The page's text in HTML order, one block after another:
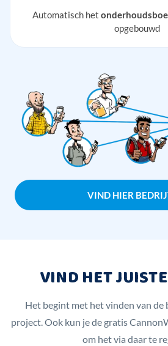
Automatisch het
opgebouwd
VIND HIER
VIND HET
Het begint met het vinden van
project. Ook kun je de gratis
om het via daar te